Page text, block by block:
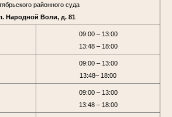
районного суда
Народной Воли, д. 81
09:00 – 13:00
13:48 – 18:00
09:00 – 13:00
13:48– 18:00
09:00 – 13:00
13:48 – 18:00